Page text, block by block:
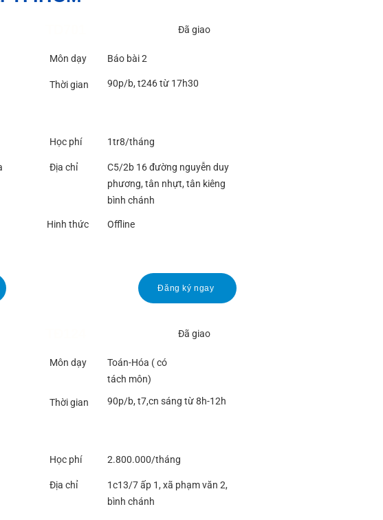
Đã giao
Môn dạy Báo bài 2
Thời gian 90p/b, t246 từ 17h30
Học phí 1tr8/tháng
Địa chỉ
C5/2b 16 đường nguyễn duy
phương, tân nhựt, tân kiêng
bình chánh
Hinh thức Offline
Đăng ký ngay
Đã giao
Môn dạy
Toán-Hóa ( có
tách môn)
Thời gian 90p/b, t7,cn sáng từ 8h-12h
Học phí 2.800.000/tháng
Địa chỉ
1c13/7 ấp 1, xã phạm văn 2,
bình chánh